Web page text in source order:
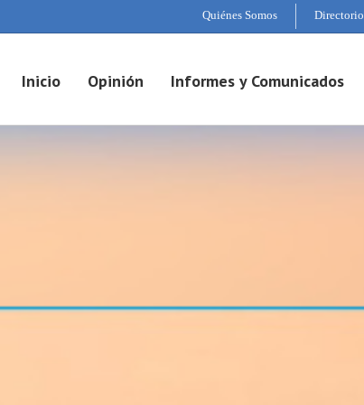
Quiénes Somos Directorio
Inicio Opinión Informes y Comunicados